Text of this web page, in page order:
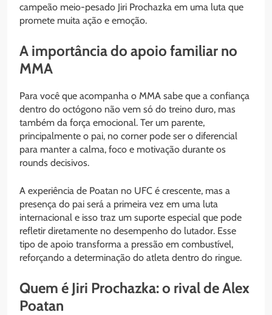
campeão meio-pesado Jiri Prochazka em uma luta que
promete muita ação e emoção.
A importância do apoio familiar no
MMA
Para você que acompanha o MMA sabe que a confiança
dentro do octógono não vem só do treino duro, mas
também da força emocional. Ter um parente,
principalmente o pai, no corner pode ser o diferencial
para manter a calma, foco e motivação durante os
rounds decisivos.
A experiência de Poatan no UFC é crescente, mas a
presença do pai será a primeira vez em uma luta
internacional e isso traz um suporte especial que pode
refletir diretamente no desempenho do lutador. Esse
tipo de apoio transforma a pressão em combustível,
reforçando a determinação do atleta dentro do ringue.
Quem é Jiri Prochazka: o rival de Alex
Poatan